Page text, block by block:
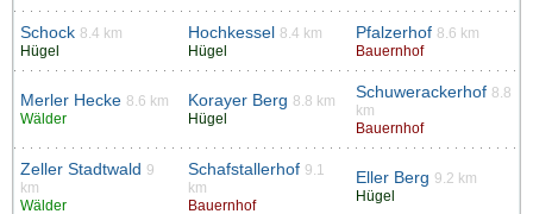
Schock 8.4 km
Hügel
Hochkessel 8.4 km
Hügel
Pfalzerhof 8.6 km
Bauernhof
Merler Hecke 8.6 km
Wälder
Korayer Berg 8.8 km
Hügel
Schuwerackerhof 8.8
km
Bauernhof
Zeller Stadtwald 9
km
Wälder
Schafstallerhof 9.1
km
Bauernhof
Eller Berg 9.2 km
Hügel